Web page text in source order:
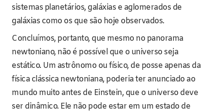
sistemas planetários, galáxias e aglomerados de
galáxias como os que são hoje observados.
Concluímos, portanto, que mesmo no panorama
newtoniano, não é possível que o universo seja
estático. Um astrônomo ou físico, de posse apenas da
física clássica newtoniana, poderia ter anunciado ao
mundo muito antes de Einstein, que o universo deve
ser dinâmico. Ele não pode estar em um estado de